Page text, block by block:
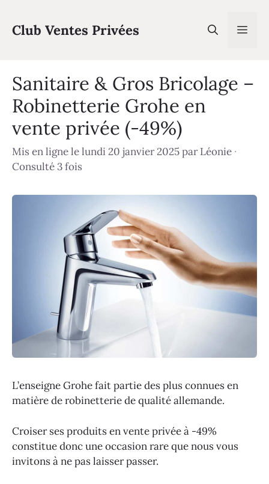
contenu
Club Ventes Privées
Sanitaire & Gros Bricolage –
Robinetterie Grohe en
vente privée (-49%)
Mis en ligne le lundi 20 janvier 2025parLéonie ·
Consulté 3 fois
L’enseigne Grohe fait partie des plus connues en
matière de robinetterie de qualité allemande.
Croiser ses produits en vente privée à -49%
constitue donc une occasion rare que nous vous
invitons à ne pas laisser passer.